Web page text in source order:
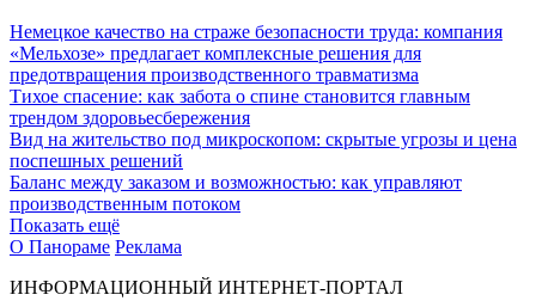
Немецкое качество на страже безопасности труда: компания
«Мельхозе» предлагает комплексные решения для
предотвращения производственного травматизма
Тихое спасение: как забота о спине становится главным
трендом здоровьесбережения
Вид на жительство под микроскопом: скрытые угрозы и цена
поспешных решений
Баланс между заказом и возможностью: как управляют
производственным потоком
Показать ещё
О Панораме Реклама
ИНФОРМАЦИОННЫЙ ИНТЕРНЕТ-ПОРТАЛ